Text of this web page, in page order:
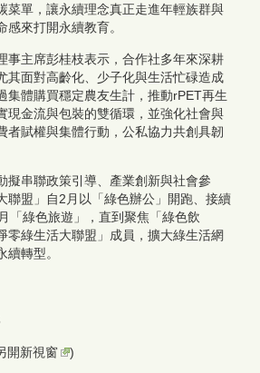
菜單，讓永續理念真正走進年輕族群與
感來打開永續教育。
事主席彭桂枝表示，合作社多年來深耕
其面對高齡化、少子化與生活忙碌造成
集體購買穩定農友生計，推動rPET再生
現金流與包裝的雙循環，並強化社會與
者賦權與集體行動，公私協力共創具韌
擬串聯政策引導、產業創新與社會參
聯盟」自2月以「綠色辦公」開跑、接續
「綠色旅遊」，直到聚焦「綠色飲
零綠生活大聯盟」成員，擴大綠生活網
續轉型。
開新視窗 )